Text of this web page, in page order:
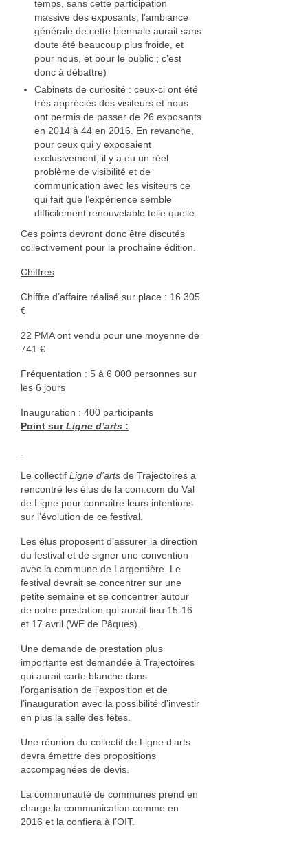
Francine Copet
Isabelle Coorevits
Pierre Jonquières
Ameublement et décoration
Photographie
Facture instrumentale
François Rey
Fer
Cuir
Luminaire
Événements
Objectifs
Organisation
Adhérer
Comptes rendus des AG
temps, sans cette participation
massive des exposants, l’ambiance
générale de cette biennale aurait sans
doute été beaucoup plus froide, et
pour nous, et pour le public ; c’est
donc à débattre)
Cabinets de curiosité : ceux-ci ont été
très appréciés des visiteurs et nous
ont permis de passer de 26 exposants
en 2014 à 44 en 2016. En revanche,
pour ceux qui y exposaient
exclusivement, il y a eu un réel
problème de visibilité et de
communication avec les visiteurs ce
qui fait que l’expérience semble
difficilement renouvelable telle quelle.
Ces points devront donc être discutés
collectivement pour la prochaine édition.
Chiffres
Chiffre d’affaire réalisé sur place : 16 305
€
22 PMA ont vendu pour une moyenne de
741 €
Fréquentation : 5 à 6 000 personnes sur
les 6 jours
Inauguration : 400 participants
Point surLigne d’arts :
Le collectif Ligne d’arts de Trajectoires a
rencontré les élus de la com.com du Val
de Ligne pour connaitre leurs intentions
sur l’évolution de ce festival.
Les élus proposent d’assurer la direction
du festival et de signer une convention
avec la commune de Largentière. Le
festival devrait se concentrer sur une
petite semaine et se concentrer autour
de notre prestation qui aurait lieu 15-16
et 17 avril (WE de Pâques).
Une demande de prestation plus
importante est demandée à Trajectoires
qui aurait carte blanche dans
l’organisation de l’exposition et de
l’inauguration avec la possibilité d’investir
en plus la salle des fêtes.
Une réunion du collectif de Ligne d’arts
devra émettre des propositions
accompagnées de devis.
La communauté de communes prend en
charge la communication comme en
2016 et la confiera à l’OIT.